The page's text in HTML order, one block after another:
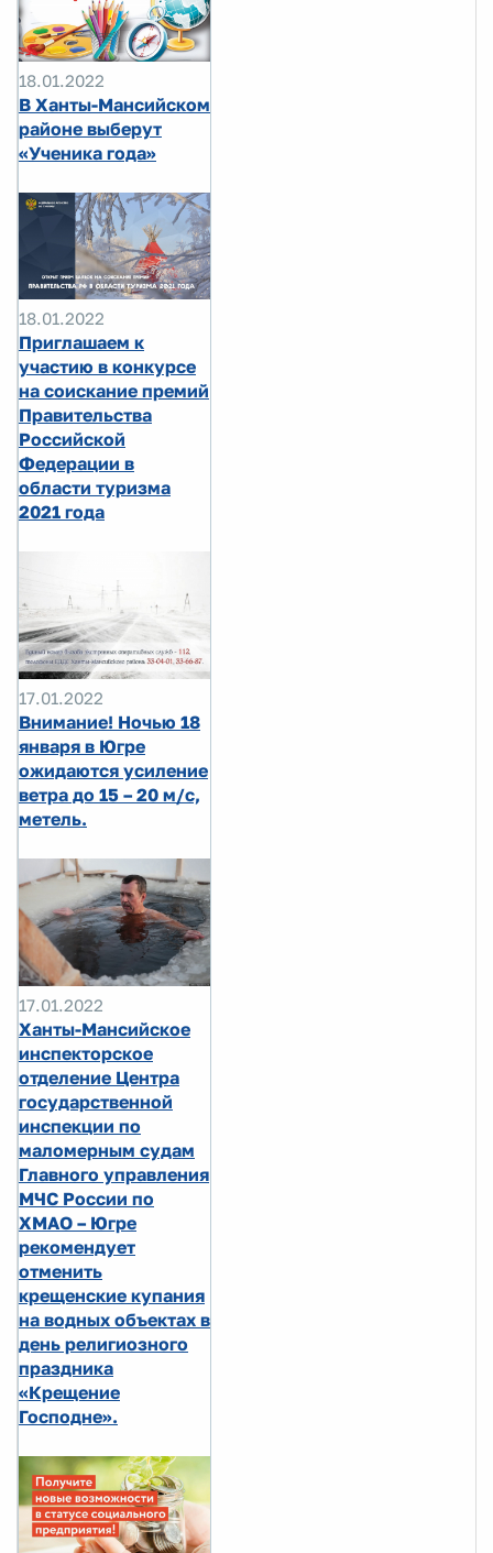
18.01.2022
В Ханты-Мансийском
районе выберут
«Ученика года»
18.01.2022
Приглашаем к
участию в конкурсе
на соискание премий
Правительства
Российской
Федерации в
области туризма
2021 года
17.01.2022
Внимание! Ночью 18
января в Югре
ожидаются усиление
ветра до 15 – 20 м/с,
метель.
17.01.2022
Ханты-Мансийское
инспекторское
отделение Центра
государственной
инспекции по
маломерным судам
Главного управления
МЧС России по
ХМАО – Югре
рекомендует
отменить
крещенские купания
на водных объектах в
день религиозного
праздника
«Крещение
Господне».